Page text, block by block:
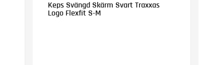
Keps Svängd Skärm Svart Traxxas
Logo Flexfit S-M